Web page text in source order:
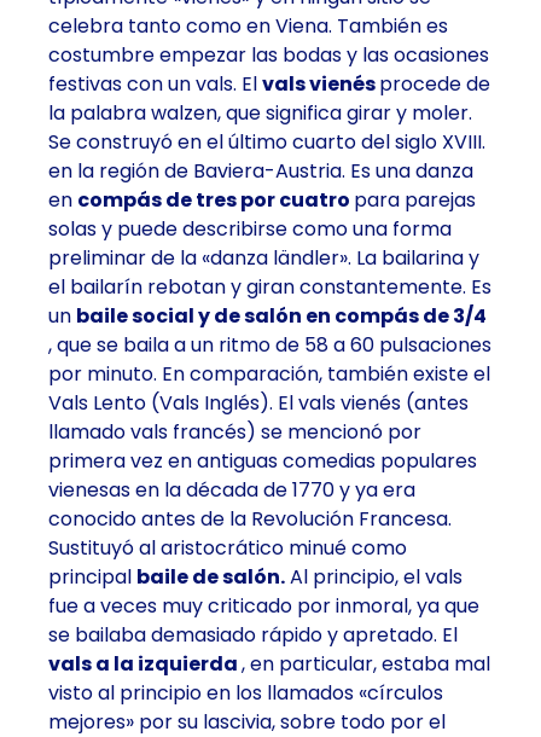
celebra tanto como en Viena. También es
costumbre empezar las bodas y las ocasiones
festivas con un vals. Elvals vienésprocede de
la palabra walzen, que significa girar y moler.
Se construyó en el último cuarto del siglo XVIII.
en la región de Baviera-Austria. Es una danza
en compás de tres por cuatro para parejas
solas y puede describirse como una forma
preliminar de la «danza ländler». La bailarina y
el bailarín rebotan y giran constantemente. Es
un baile social y de salón en compás de 3/4
, que se baila a un ritmo de 58 a 60 pulsaciones
por minuto. En comparación, también existe el
Vals Lento (Vals Inglés). El vals vienés (antes
llamado vals francés) se mencionó por
primera vez en antiguas comedias populares
vienesas en la década de 1770 y ya era
conocido antes de la Revolución Francesa.
Sustituyó al aristocrático minué como
principal baile de salón.Al principio, el vals
fue a veces muy criticado por inmoral, ya que
se bailaba demasiado rápido y apretado. El
vals a la izquierda, en particular, estaba mal
visto al principio en los llamados «círculos
mejores» por su lascivia, sobre todo por el